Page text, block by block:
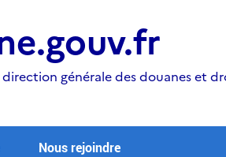
générale des douanes et
Nous rejoindre